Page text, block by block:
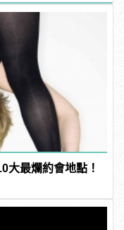
大最爛約會地點！